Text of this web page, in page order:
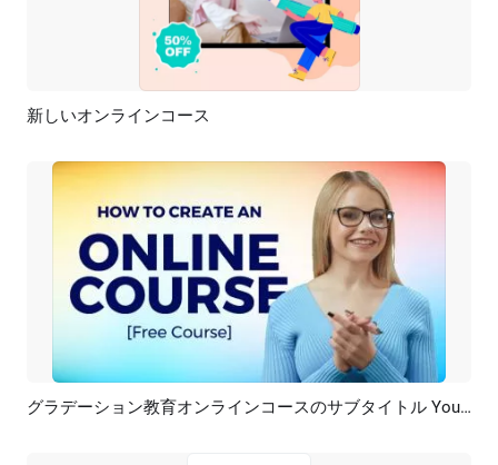
プレビュー
新しいオンラインコース
プレビュー AI再生成 グラデーション教育オンラインコースのサブタイトル YouTube サムネイル イントロ アウトロ